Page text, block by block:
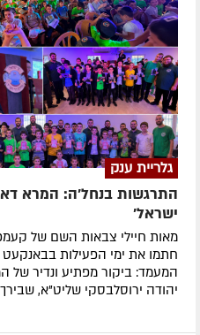
גלריית ענק
התרגשות בנחל'ה: המרא
ישראל'
מאות חיילי צבאות השם של
חתמו את ימי הפעילות בבאנקעט
המעמד: ביקור מפתיע ונדיר
יהודה ירוסלבסקי שליט"א,